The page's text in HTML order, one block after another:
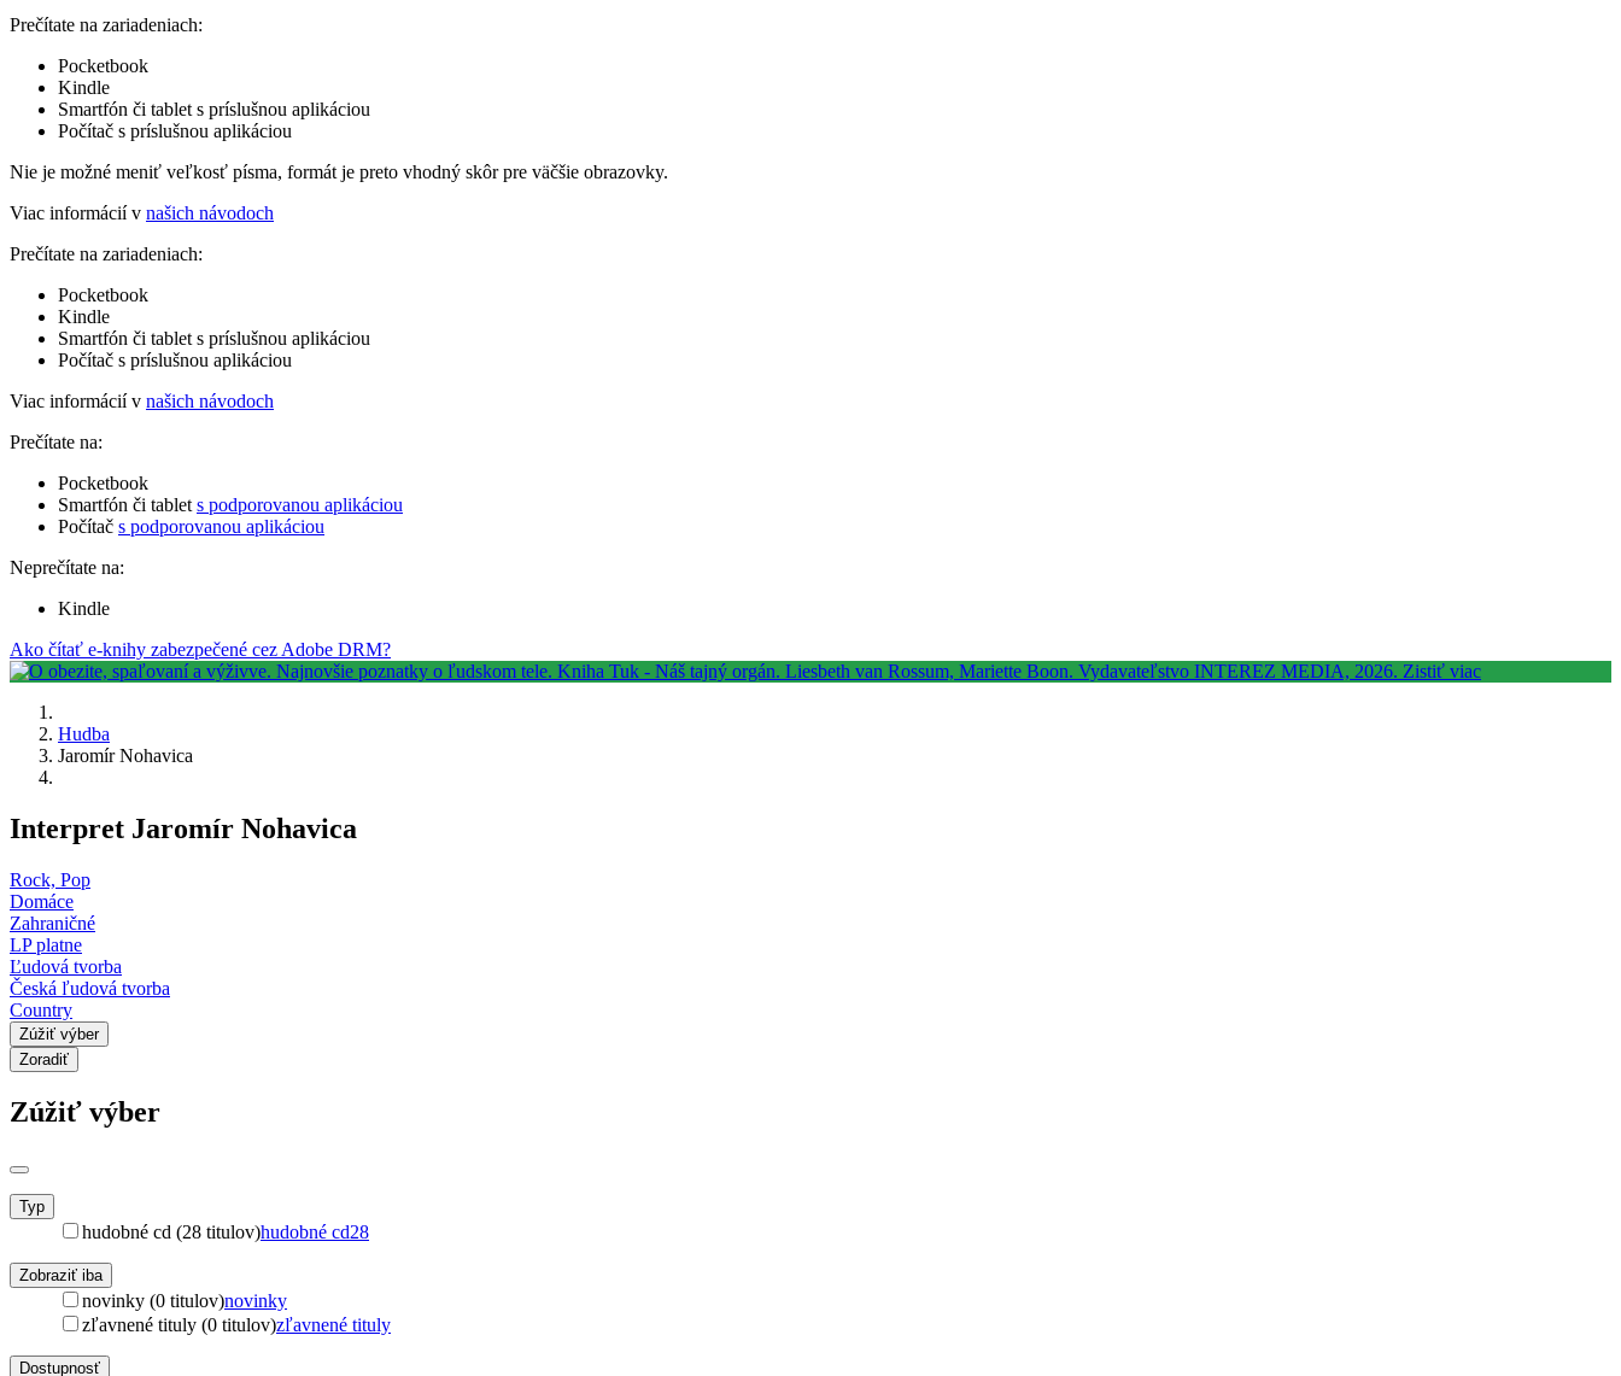
Prečítate na zariadeniach:
Pocketbook
Kindle
Smartfón či tablet s príslušnou aplikáciou
Počítač s príslušnou aplikáciou
Nie je možné meniť veľkosť písma, formát je preto vhodný skôr pre väčšie obrazovky.
Viac informácií v našich návodoch
Prečítate na zariadeniach:
Pocketbook
Kindle
Smartfón či tablet s príslušnou aplikáciou
Počítač s príslušnou aplikáciou
Viac informácií v našich návodoch
Prečítate na:
Pocketbook
Smartfón či tablet s podporovanou aplikáciou
Počítač s podporovanou aplikáciou
Neprečítate na:
Kindle
Ako čítať e-knihy zabezpečené cez Adobe DRM?
Hudba
Jaromír Nohavica
Interpret Jaromír Nohavica
Rock, Pop
Domáce
Zahraničné
LP platne
Ľudová tvorba
Česká ľudová tvorba
Country
Zúžiť výber
Zoradiť
Zúžiť výber
Typ
hudobné cd (28 titulov)hudobné cd28
Zobraziť iba
novinky (0 titulov)novinky
zľavnené tituly (0 titulov)zľavnené tituly
Dostupnosť